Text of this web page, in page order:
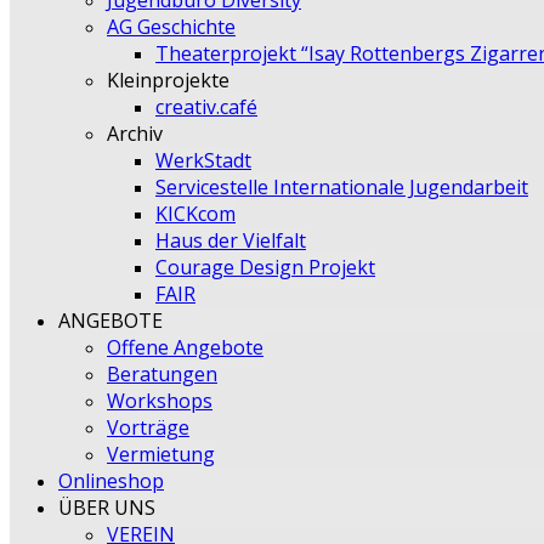
AG Geschichte
Theaterprojekt “Isay Rottenbergs
Kleinprojekte
creativ.café
Archiv
WerkStadt
Servicestelle Internationale Jugendarbeit
KICKcom
Haus der Vielfalt
Courage Design Projekt
FAIR
ANGEBOTE
Offene Angebote
Beratungen
Workshops
Vorträge
Vermietung
Onlineshop
ÜBER UNS
VEREIN